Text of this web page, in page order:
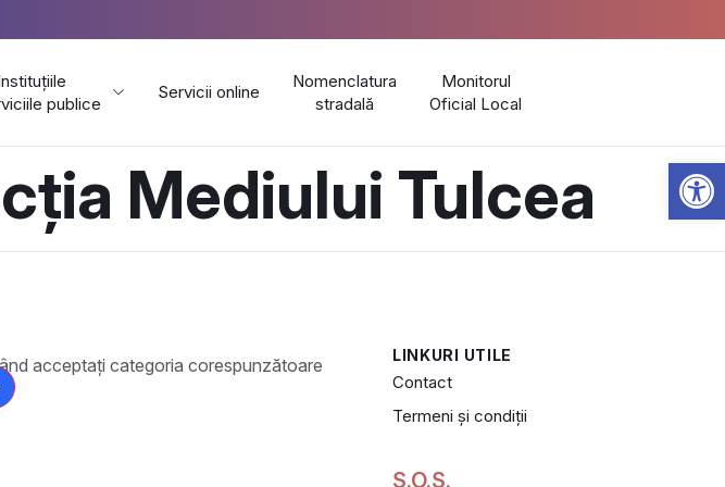
publice
Servicii online
Nomenclatura
stradală
Monitorul
Oficial Local
Mediului Tulcea
LINKURI UTILE
Contact
Termeni și condiții
S.O.S.